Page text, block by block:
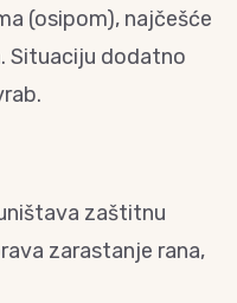
(osipom), najčešće
Situaciju dodatno
zaštitnu
zarastanje rana,